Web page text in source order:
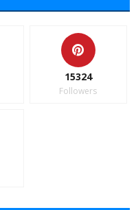
15324
Followers